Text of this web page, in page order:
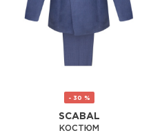
- 30 %
SCABAL
КОСТЮМ